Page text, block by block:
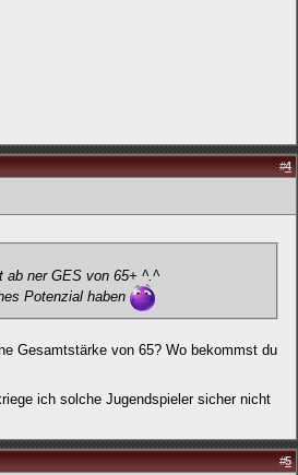
#4
ab ner GES von 65+ ^.^
Potenzial haben
Gesamtstärke von 65? Wo bekommst du
ich solche Jugendspieler sicher nicht
#5